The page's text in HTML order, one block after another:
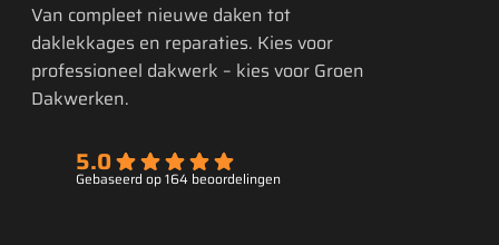
Van compleet nieuwe daken tot
daklekkages en reparaties. Kies voor
professioneel dakwerk – kies voor Groen
Dakwerken.
5.0
Gebaseerd op 164 beoordelingen